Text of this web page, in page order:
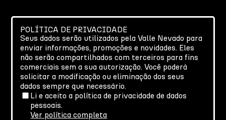
POLÍTICA DE PRIVACIDADE
Seus dados serão utilizados pela Valle Nevado para
enviar informações, promoções e novidades. Eles
não serão compartilhados com terceiros para fins
comerciais sem a sua autorização. Você poderá
solicitar a modificação ou eliminação dos seus
dados sempre que necessário.
Li e aceito a política de privacidade de dados
pessoais.
Ver política completa